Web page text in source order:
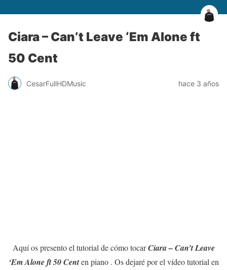
Ciara – Can’t Leave ‘Em Alone ft
50 Cent
CesarFullHDMusic hace 3 años
Aquí os presento el tutorial de cómo tocarCiara – Can’t Leave
‘Em Alone ft 50 Centen piano . Os dejaré por el vídeo tutorial en